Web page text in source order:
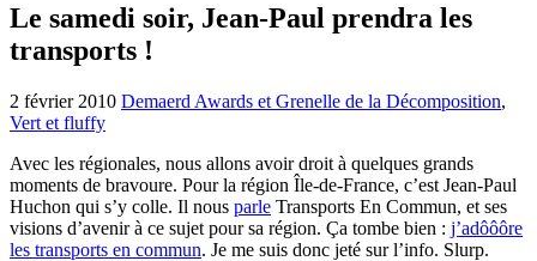
Le samedi soir, Jean-Paul prendra les
transports !
2 février 2010 Demaerd Awards et Grenelle de la Décomposition,
Vert et fluffy
Avec les régionales, nous allons avoir droit à quelques grands
moments de bravoure. Pour la région Île-de-France, c’est Jean-Paul
Huchon qui s’y colle. Il nous parle Transports En Commun, et ses
visions d’avenir à ce sujet pour sa région. Ça tombe bien : j’adôôôre
les transports en commun. Je me suis donc jeté sur l’info. Slurp.